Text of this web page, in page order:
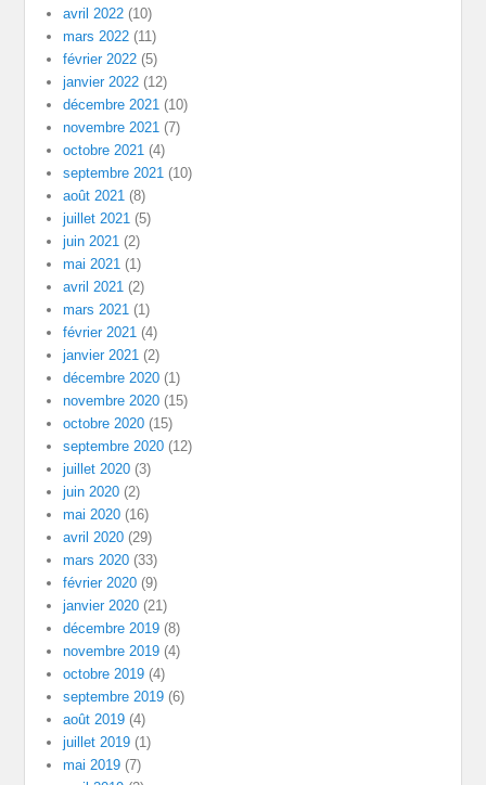
avril 2022 (10)
mars 2022 (11)
février 2022 (5)
janvier 2022 (12)
décembre 2021 (10)
novembre 2021 (7)
octobre 2021 (4)
septembre 2021 (10)
août 2021 (8)
juillet 2021 (5)
juin 2021 (2)
mai 2021 (1)
avril 2021 (2)
mars 2021 (1)
février 2021 (4)
janvier 2021 (2)
décembre 2020 (1)
novembre 2020 (15)
octobre 2020 (15)
septembre 2020 (12)
juillet 2020 (3)
juin 2020 (2)
mai 2020 (16)
avril 2020 (29)
mars 2020 (33)
février 2020 (9)
janvier 2020 (21)
décembre 2019 (8)
novembre 2019 (4)
octobre 2019 (4)
septembre 2019 (6)
août 2019 (4)
juillet 2019 (1)
mai 2019 (7)